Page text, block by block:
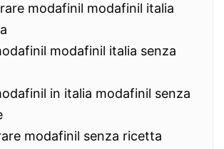
modafinil modafinil italia
modafinil italia senza
in italia modafinil senza
modafinil senza ricetta